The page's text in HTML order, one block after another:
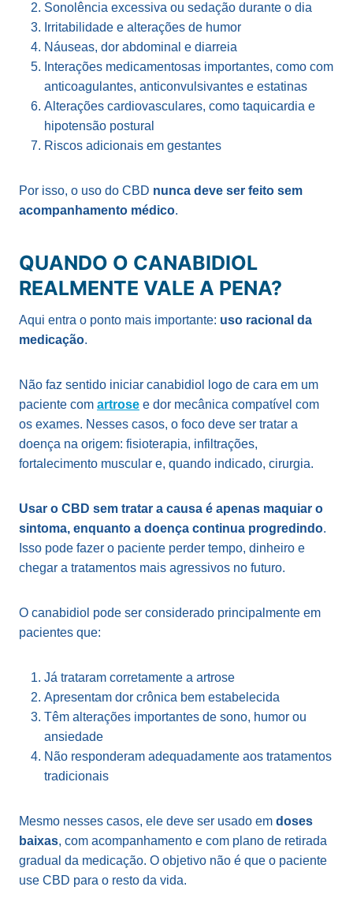
Sonolência excessiva ou sedação durante o dia
Irritabilidade e alterações de humor
Náuseas, dor abdominal e diarreia
Interações medicamentosas importantes, como com
anticoagulantes, anticonvulsivantes e estatinas
Alterações cardiovasculares, como taquicardia e
hipotensão postural
Riscos adicionais em gestantes
Por isso, o uso do CBD nunca deve ser feito sem
acompanhamento médico.
QUANDO O CANABIDIOL
REALMENTE VALE A PENA?
Aqui entra o ponto mais importante: uso racional da
medicação.
Não faz sentido iniciar canabidiol logo de cara em um
paciente com artrose e dor mecânica compatível com
os exames. Nesses casos, o foco deve ser tratar a
doença na origem: fisioterapia, infiltrações,
fortalecimento muscular e, quando indicado, cirurgia.
Usar o CBD sem tratar a causa é apenas maquiar o
sintoma, enquanto a doença continua progredindo.
Isso pode fazer o paciente perder tempo, dinheiro e
chegar a tratamentos mais agressivos no futuro.
O canabidiol pode ser considerado principalmente em
pacientes que:
Já trataram corretamente a artrose
Apresentam dor crônica bem estabelecida
Têm alterações importantes de sono, humor ou
ansiedade
Não responderam adequadamente aos tratamentos
tradicionais
Mesmo nesses casos, ele deve ser usado em doses
baixas, com acompanhamento e com plano de retirada
gradual da medicação. O objetivo não é que o paciente
use CBD para o resto da vida.